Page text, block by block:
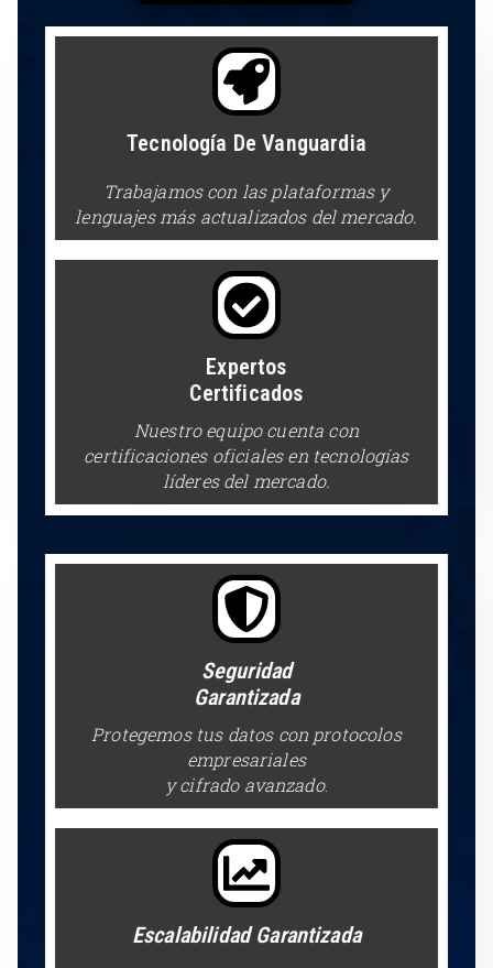
Tecnología De Vanguardia
Trabajamos con las plataformas y
lenguajes más actualizados del mercado.
Expertos
Certificados
Nuestro equipo cuenta con
certificaciones oficiales en tecnologías
líderes del mercado.
Seguridad
Garantizada
Protegemos tus datos con protocolos
empresariales
y cifrado avanzado.
Escalabilidad Garantizada